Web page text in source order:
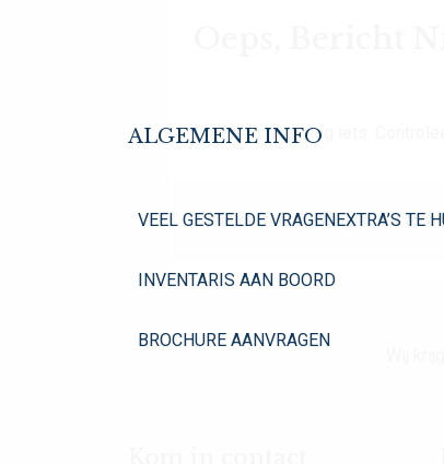
ALGEMENE INFO
VEEL GESTELDE VRAGENEXTRA’S TE
INVENTARIS AAN BOORD
BROCHURE AANVRAGEN
Oeps, Bericht
Oh Oh. Er mist nog iets.
Dit is de foutmelding in het
Wij